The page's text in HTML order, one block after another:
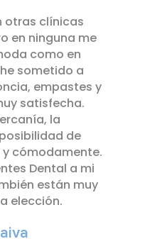
otras clínicas
en ninguna me
como en
sometido a
empastes y
satisfecha.
la
de
cómodamente.
Dental a mi
están muy
elección.